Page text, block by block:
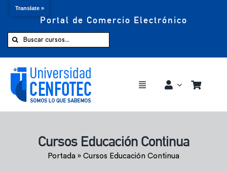
Portal de Comercio Electrónico
Buscar:
Toggle
Comprar ahora
Cursos Educación Continua
Portada » Cursos Educación Continua
Translate »